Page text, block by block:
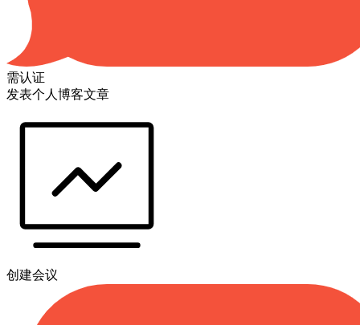
需认证
发表个人博客文章
创建会议